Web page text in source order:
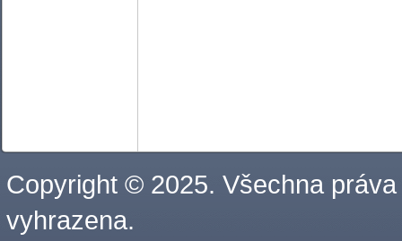
Copyright © 2025. Všechna práva
vyhrazena.